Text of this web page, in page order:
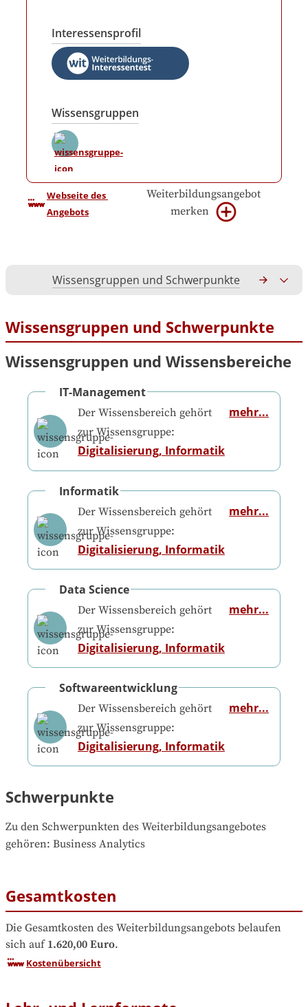
Interessensprofil
Wissensgruppen
Webseite des
Angebots
Weiterbildungsangebot
merken
Wissensgruppen und Schwerpunkte
Wissensgruppen und Schwerpunkte
Wissensgruppen und Wissensbereiche
IT-Management
Der Wissensbereich gehört
zur Wissensgruppe:
Digitalisierung, Informatik
mehr...
Informatik
Der Wissensbereich gehört
zur Wissensgruppe:
Digitalisierung, Informatik
mehr...
Data Science
Der Wissensbereich gehört
zur Wissensgruppe:
Digitalisierung, Informatik
mehr...
Softwareentwicklung
Der Wissensbereich gehört
zur Wissensgruppe:
Digitalisierung, Informatik
mehr...
Schwerpunkte
Zu den Schwerpunkten des Weiterbildungsangebotes
gehören: Business Analytics
Gesamtkosten
Die Gesamtkosten des Weiterbildungsangebots belaufen
sich auf 1.620,00 Euro.
Kostenübersicht